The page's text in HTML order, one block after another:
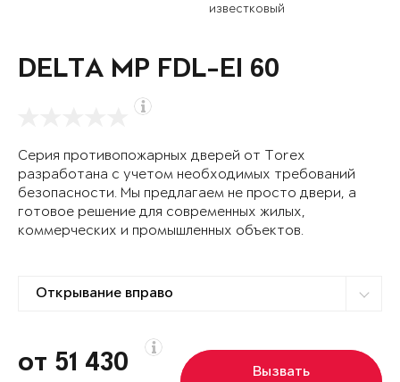
известковый
DELTA MP FDL-EI 60
Серия противопожарных дверей от Torex
разработана с учетом необходимых требований
безопасности. Мы предлагаем не просто двери, а
готовое решение для современных жилых,
коммерческих и промышленных объектов.
от 51 430
Вызвать